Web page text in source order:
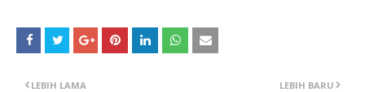
LEBIH BARU
LEBIH LAMA